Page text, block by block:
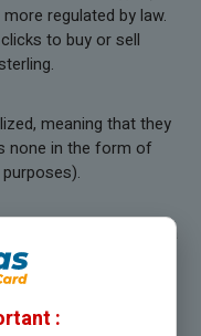
regulated by law.
to buy or sell
meaning that they
none in the form of
to a government or a
all over the world,
or selling currency,
exist.
: